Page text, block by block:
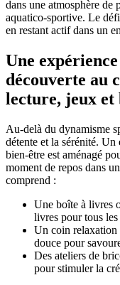
dans une atmosphère de
aquatico-sportive. Le
en restant actif dans un
Une
découverte au
lecture, jeux et
Au-delà du dynamisme
détente et la sérénité. Un
bien-être est aménagé
moment de repos dans
comprend :
Une boîte à livres
livres pour tous les
Un coin relaxation
douce pour
Des ateliers de
pour stimuler la